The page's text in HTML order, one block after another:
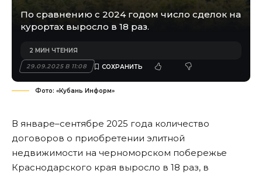
По сравнению с 2024 годом число сделок на
курортах выросло в 18 раз.
29.09.2025 В 11:08
2 МИН ЧТЕНИЯ
Фото: «Кубань Информ»
В январе–сентябре 2025 года количество
договоров о приобретении элитной
недвижимости на черноморском побережье
Краснодарского края выросло в 18 раз, в